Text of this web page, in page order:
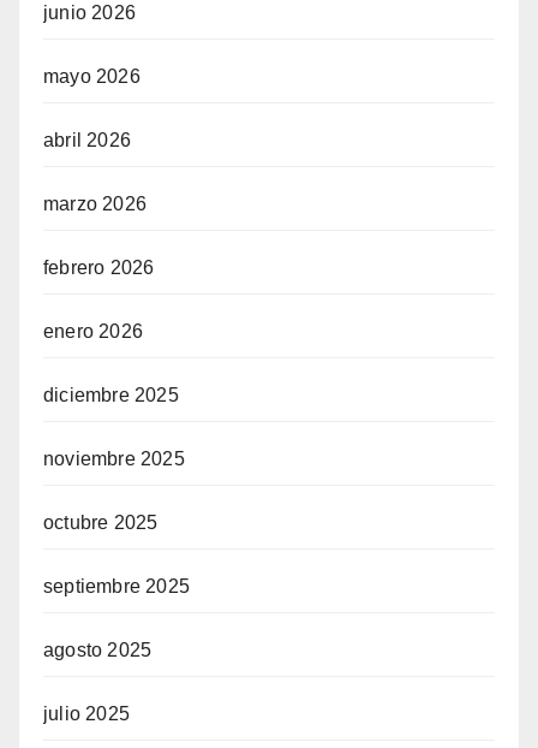
junio 2026
mayo 2026
abril 2026
marzo 2026
febrero 2026
enero 2026
diciembre 2025
noviembre 2025
octubre 2025
septiembre 2025
agosto 2025
julio 2025